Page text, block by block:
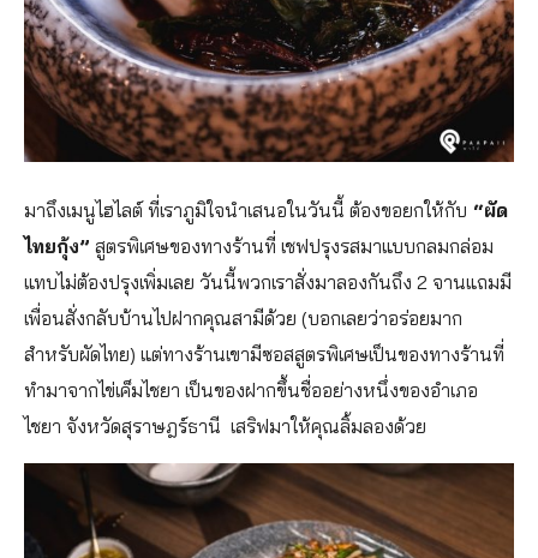
มาถึงเมนูไฮไลต์ ที่เราภูมิใจนำเสนอในวันนี้ ต้องขอยกให้กับ “ผัด
ไทยกุ้ง” สูตรพิเศษของทางร้านที่ เชฟปรุงรสมาแบบกลมกล่อม
แทบไม่ต้องปรุงเพิ่มเลย วันนี้พวกเราสั่งมาลองกันถึง 2 จานแถมมี
เพื่อนสั่งกลับบ้านไปฝากคุณสามีด้วย (บอกเลยว่าอร่อยมาก
สำหรับผัดไทย) แต่ทางร้านเขามีซอสสูตรพิเศษเป็นของทางร้านที่
ทำมาจากไข่เค็มไชยา เป็นของฝากขึ้นชื่ออย่างหนึ่งของอำเภอ
ไชยา จังหวัดสุราษฎร์ธานี เสริฟมาให้คุณลิ้มลองด้วย